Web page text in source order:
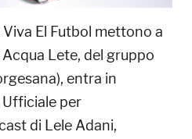
El Futbol mettono a
Lete, del gruppo
entra in
per
di Lele Adani,